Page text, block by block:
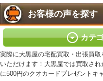
お客様の声を探す
カテ
実際に大黒屋の宅配買取・出張買
いただけます！大黒屋では買取さ
に500円のクオカードプレゼントキ